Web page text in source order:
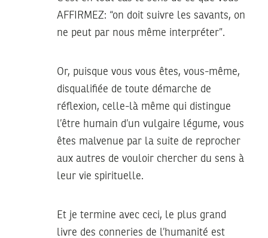
AFFIRMEZ: “on doit suivre les savants, on
ne peut par nous même interpréter”.
Or, puisque vous vous êtes, vous-même,
disqualifiée de toute démarche de
réflexion, celle-là même qui distingue
l’être humain d’un vulgaire légume, vous
êtes malvenue par la suite de reprocher
aux autres de vouloir chercher du sens à
leur vie spirituelle.
Et je termine avec ceci, le plus grand
livre des conneries de l’humanité est